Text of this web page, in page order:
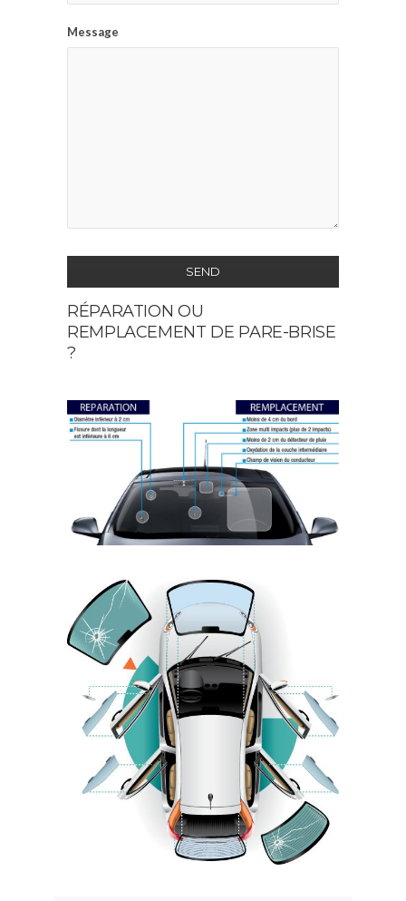
Message
SEND
This
field
should
left
blank
RÉPARATION OU
REMPLACEMENT DE PARE-BRISE
?